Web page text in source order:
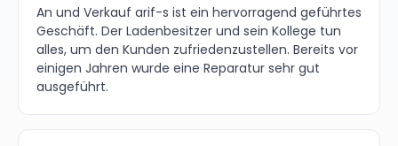
An und Verkauf arif-s ist ein hervorragend geführtes
Geschäft. Der Ladenbesitzer und sein Kollege tun
alles, um den Kunden zufriedenzustellen. Bereits vor
einigen Jahren wurde eine Reparatur sehr gut
ausgeführt.